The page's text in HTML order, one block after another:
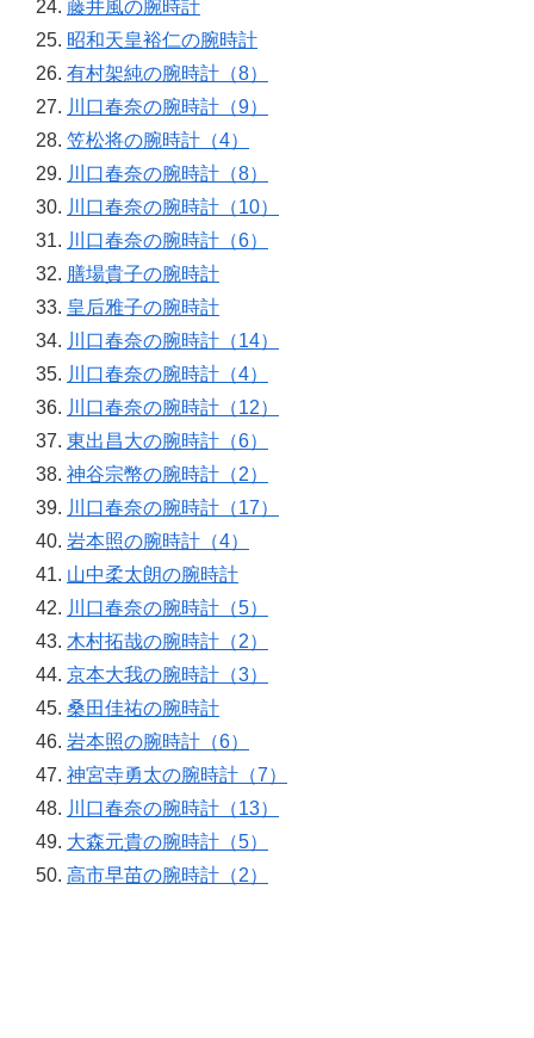
藤井風の腕時計
昭和天皇裕仁の腕時計
有村架純の腕時計（8）
川口春奈の腕時計（9）
笠松将の腕時計（4）
川口春奈の腕時計（8）
川口春奈の腕時計（10）
川口春奈の腕時計（6）
膳場貴子の腕時計
皇后雅子の腕時計
川口春奈の腕時計（14）
川口春奈の腕時計（4）
川口春奈の腕時計（12）
東出昌大の腕時計（6）
神谷宗幣の腕時計（2）
川口春奈の腕時計（17）
岩本照の腕時計（4）
山中柔太朗の腕時計
川口春奈の腕時計（5）
木村拓哉の腕時計（2）
京本大我の腕時計（3）
桑田佳祐の腕時計
岩本照の腕時計（6）
神宮寺勇太の腕時計（7）
川口春奈の腕時計（13）
大森元貴の腕時計（5）
高市早苗の腕時計（2）